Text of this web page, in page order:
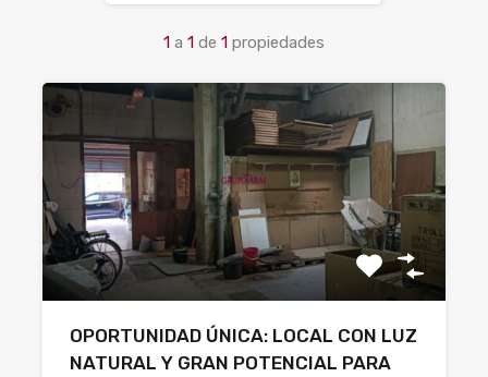
1 a 1 de 1 propiedades
OPORTUNIDAD ÚNICA: LOCAL CON LUZ
NATURAL Y GRAN POTENCIAL PARA